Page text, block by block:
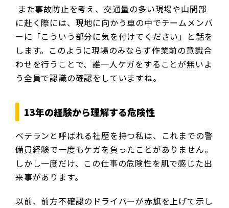
また事故防止を考え、交通量の多い現場や山間部
に赴く際には、現地に向かう車の中でチームメンバ
ーに「こういう部分に気を付けてください」と話を
します。このように現場のみならず作業前の意識合
わせを行うことで、誰一人ケガをすることが無いよ
う全員で認識の確認をしていますね。
13年の経験から理解する危険性
ベテランと呼ばれる社歴を持つ私は、これまでの警
備員経験で一度もケガを負ったことがありません。
しかし一度だけ、この仕事の危険性を肌で感じた出
来事があります。
以前、前方不確認のドライバーが赤旗を上げて示し